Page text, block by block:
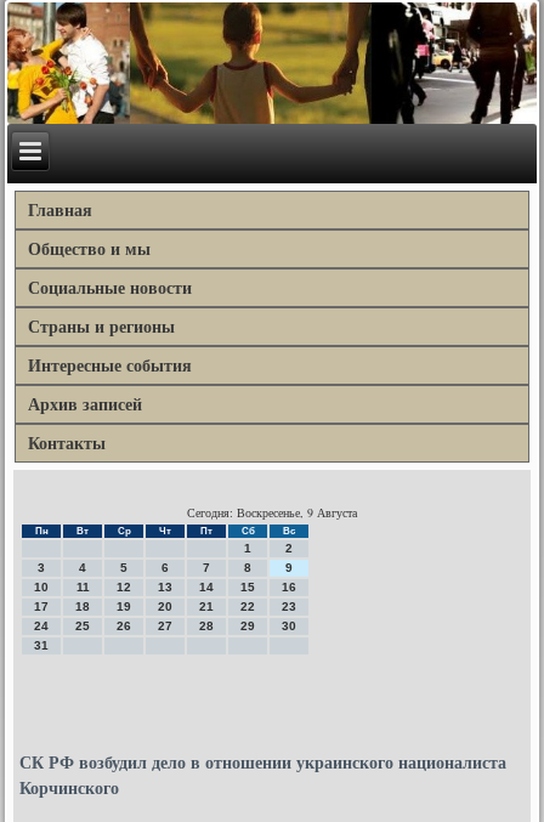
Главная
Общество и мы
Социальные новости
Страны и регионы
Интересные события
Архив записей
Контакты
Сегодня: Воскресенье, 9 Августа
Пн Вт Ср Чт Пт Сб Вс
1
2
3
4 5 6 7 8
9
10
11 12 13 14 15
16
17
18 19 20 21 22
23
24
25 26 27 28 29
30
31
СК РФ возбудил дело в отношении украинского националиста
Корчинского